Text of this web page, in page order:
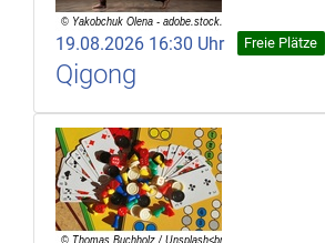
19.08.2026 16:30 Uhr Freie Plätze
Qigong